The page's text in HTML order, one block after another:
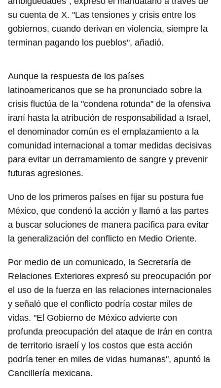
su cuenta de X. "Las tensiones y crisis entre los
gobiernos, cuando derivan en violencia, siempre la
terminan pagando los pueblos", añadió.
Aunque la respuesta de los países
latinoamericanos que se ha pronunciado sobre la
crisis fluctúa de la "condena rotunda" de la ofensiva
iraní hasta la atribución de responsabilidad a Israel,
el denominador común es el emplazamiento a la
comunidad internacional a tomar medidas decisivas
para evitar un derramamiento de sangre y prevenir
futuras agresiones.
Uno de los primeros países en fijar su postura fue
México, que condenó la acción y llamó a las partes
a buscar soluciones de manera pacífica para evitar
la generalización del conflicto en Medio Oriente.
Por medio de un comunicado, la Secretaría de
Relaciones Exteriores expresó su preocupación por
el uso de la fuerza en las relaciones internacionales
y señaló que el conflicto podría costar miles de
vidas. "El Gobierno de México advierte con
profunda preocupación del ataque de Irán en contra
de territorio israelí y los costos que esta acción
podría tener en miles de vidas humanas", apuntó la
Cancillería mexicana.